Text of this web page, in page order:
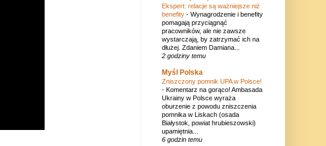
Ekspert: relacje są ważniejsze niż
benefity - Wynagrodzenie i benefity
pomagają przyciągnąć
pracowników, ale nie zawsze
wystarczają, by zatrzymać ich na
dłużej. Zdaniem Damiana...
2 godziny temu
Myśl Polska
Zniszczony pomnik UPA w Polsce!
- Komentarz na gorąco! Ambasada
Ukrainy w Polsce wyraża
oburzenie z powodu zniszczenia
pomnika w Liskach (osada
Białystok, powiat hrubieszowski)
upamiętnia...
6 godzin temu